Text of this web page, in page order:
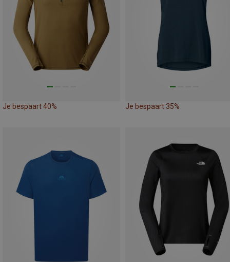
Je bespaart 40% Je bespaart 35%